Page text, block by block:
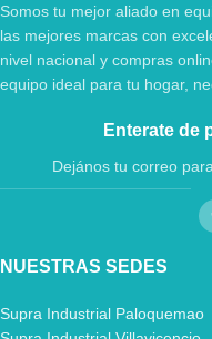
Somos tu mejor aliado en
las mejores marcas con
nivel nacional y compras
equipo ideal para tu hogar,
Enterate de
Dejános tu correo
NUESTRAS SEDES
Supra Industrial Paloquemao